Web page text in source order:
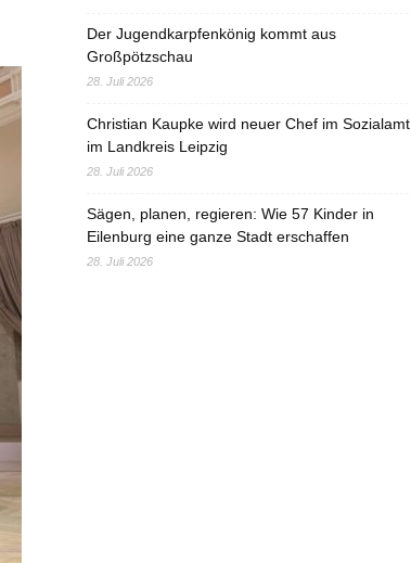
Der Jugendkarpfenkönig kommt aus
Großpötzschau
28. Juli 2026
Christian Kaupke wird neuer Chef im Sozialamt
im Landkreis Leipzig
28. Juli 2026
Sägen, planen, regieren: Wie 57 Kinder in
Eilenburg eine ganze Stadt erschaffen
28. Juli 2026